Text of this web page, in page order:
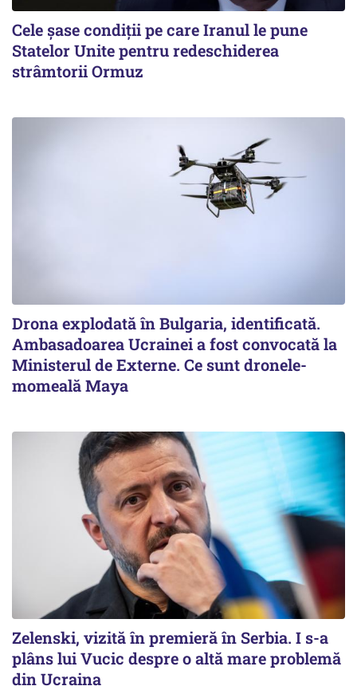
Cele șase condiții pe care Iranul le pune
Statelor Unite pentru redeschiderea
strâmtorii Ormuz
Drona explodată în Bulgaria, identificată.
Ambasadoarea Ucrainei a fost convocată la
Ministerul de Externe. Ce sunt dronele-
momeală Maya
Zelenski, vizită în premieră în Serbia. I s-a
plâns lui Vucic despre o altă mare problemă
din Ucraina